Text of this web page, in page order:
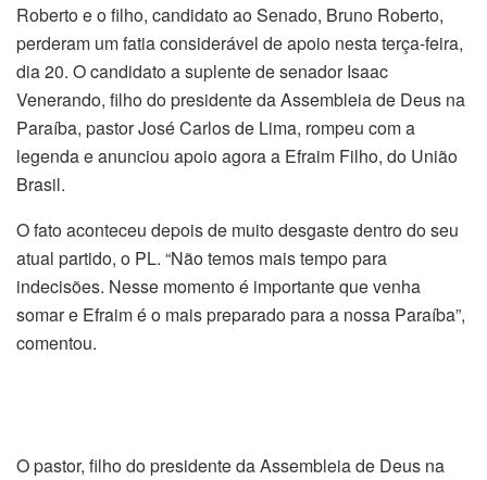
Roberto e o filho, candidato ao Senado, Bruno Roberto,
perderam um fatia considerável de apoio nesta terça-feira,
dia 20. O candidato a suplente de senador Isaac
Venerando, filho do presidente da Assembleia de Deus na
Paraíba, pastor José Carlos de Lima, rompeu com a
legenda e anunciou apoio agora a Efraim Filho, do União
Brasil.
O fato aconteceu depois de muito desgaste dentro do seu
atual partido, o PL. “Não temos mais tempo para
indecisões. Nesse momento é importante que venha
somar e Efraim é o mais preparado para a nossa Paraíba”,
comentou.
O pastor, filho do presidente da Assembleia de Deus na